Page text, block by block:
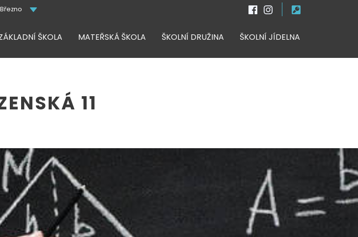
ŠKOLA MATEŘSKÁ ŠKOLA ŠKOLNÍ DRUŽINA ŠKOLNÍ JÍDELNA
11